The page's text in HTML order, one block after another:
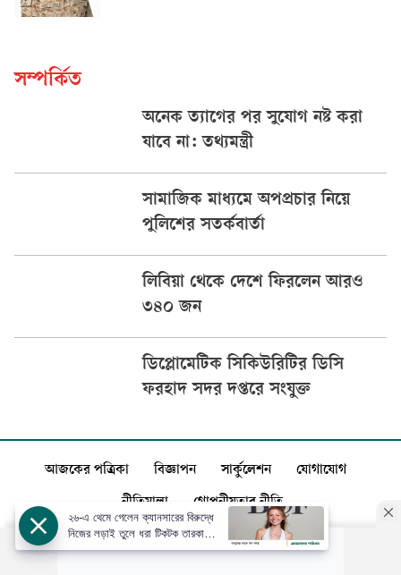
সম্পর্কিত
অনেক ত্যাগের পর সুযোগ নষ্ট করা
যাবে না: তথ্যমন্ত্রী
সামাজিক মাধ্যমে অপপ্রচার নিয়ে
পুলিশের সতর্কবার্তা
লিবিয়া থেকে দেশে ফিরলেন আরও
৩৪০ জন
ডিপ্লোমেটিক সিকিউরিটির ডিসি
ফরহাদ সদর দপ্তরে সংযুক্ত
আজকের পত্রিকা বিজ্ঞাপন সার্কুলেশন যোগাযোগ
নীতিমালা গোপনীয়তার নীতি
২৬-এ থেমে গেলেন ক্যানসারের বিরুদ্ধে
নিজের লড়াই তুলে ধরা টিকটক তারকা
সিডনি